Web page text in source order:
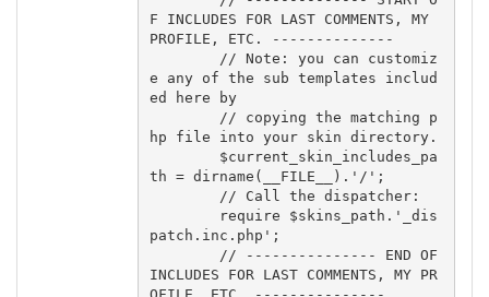
F INCLUDES FOR LAST COMMENTS, MY
PROFILE, ETC. --------------
e any of the sub templates includ
ed here by
hp file into your skin directory.
th = dirname(__FILE__).'/';
patch.inc.php';
INCLUDES FOR LAST COMMENTS, MY PR
OFILE, ETC. ---------------